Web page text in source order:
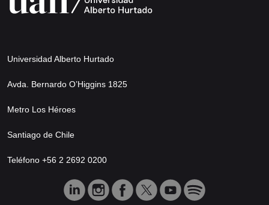
Universidad Alberto Hurtado
Avda. Bernardo O’Higgins 1825
Metro Los Héroes
Santiago de Chile
Teléfono +56 2 2692 0200